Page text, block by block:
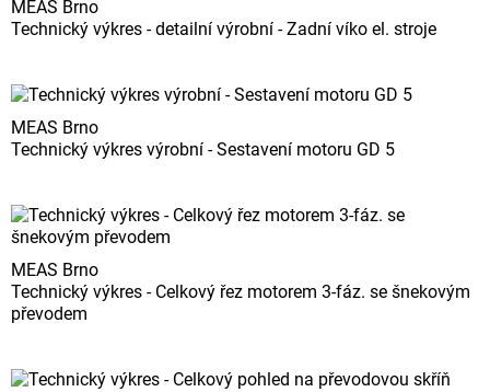
MEAS Brno
Technický výkres - detailní výrobní - Zadní víko el. stroje
MEAS Brno
Technický výkres výrobní - Sestavení motoru GD 5
MEAS Brno
Technický výkres - Celkový řez motorem 3-fáz. se šnekovým
převodem